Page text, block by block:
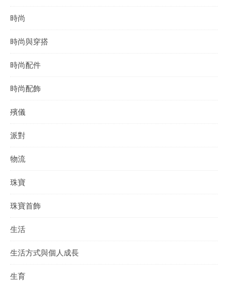
時尚
時尚與穿搭
時尚配件
時尚配飾
殯儀
派對
物流
珠寶
珠寶首飾
生活
生活方式與個人成長
生育